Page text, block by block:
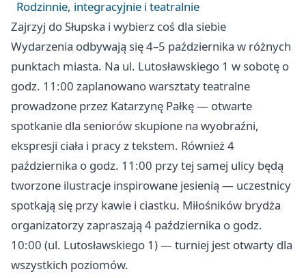
Rodzinnie, integracyjnie i teatralnie
Zajrzyj do Słupska i wybierz coś dla siebie
Wydarzenia odbywają się 4–5 października w różnych
punktach miasta. Na ul. Lutosławskiego 1 w sobotę o
godz. 11:00 zaplanowano warsztaty teatralne
prowadzone przez Katarzynę Pałkę — otwarte
spotkanie dla seniorów skupione na wyobraźni,
ekspresji ciała i pracy z tekstem. Również 4
października o godz. 11:00 przy tej samej ulicy będą
tworzone ilustracje inspirowane jesienią — uczestnicy
spotkają się przy kawie i ciastku. Miłośników brydża
organizatorzy zapraszają 4 października o godz.
10:00 (ul. Lutosławskiego 1) — turniej jest otwarty dla
wszystkich poziomów.